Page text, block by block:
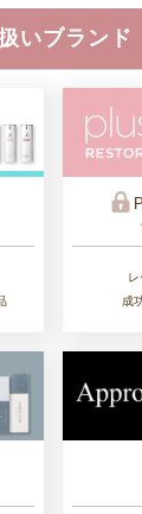
いブランド
成